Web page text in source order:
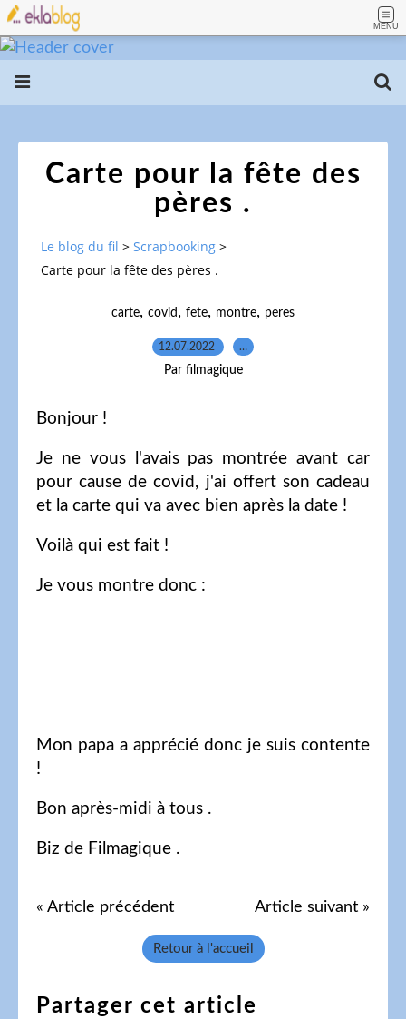
MENU
Carte pour la fête des
pères .
Le blog du fil > Scrapbooking >
Carte pour la fête des pères .
carte, covid , fete, montre, peres
12.07.2022 …
Par filmagique
Bonjour !
Je ne vous l'avais pas montrée avant car
pour cause de covid, j'ai offert son cadeau
et la carte qui va avec bien après la date !
Voilà qui est fait !
Je vous montre donc :
Mon papa a apprécié donc je suis contente
!
Bon après-midi à tous .
Biz de Filmagique .
« Article précédent Article suivant »
Retour à l'accueil
Partager cet article